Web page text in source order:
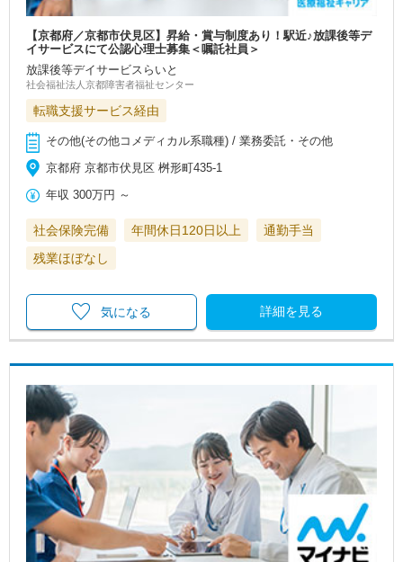
【京都府／京都市伏見区】昇給・賞与制度あり！駅近♪放課後等デ
イサービスにて公認心理士募集＜嘱託社員＞
放課後等デイサービスらいと
社会福祉法人京都障害者福祉センター
転職支援サービス経由
その他(その他コメディカル系職種) / 業務委託・その他
京都府 京都市伏見区 桝形町435-1
年収 300万円 ～
社会保険完備 年間休日120日以上
通勤手当
残業ほぼなし
詳細を見る
気になる